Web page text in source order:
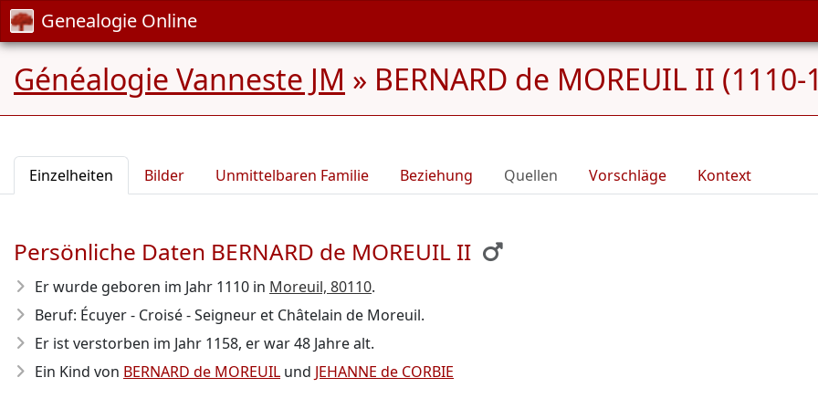
Genealogie Online
Généalogie Vanneste JM » BERNARD de MOREUIL II (1110-
Einzelheiten Bilder Unmittelbaren Familie Beziehung Quellen Vorschläge Kontext
Persönliche Daten BERNARD de MOREUIL II
Er wurde geboren im Jahr 1110 in Moreuil, 80110.
Beruf: Écuyer - Croisé - Seigneur et Châtelain de Moreuil.
Er ist verstorben im Jahr 1158, er war 48 Jahre alt.
Ein Kind von BERNARD de MOREUIL und JEHANNE de CORBIE